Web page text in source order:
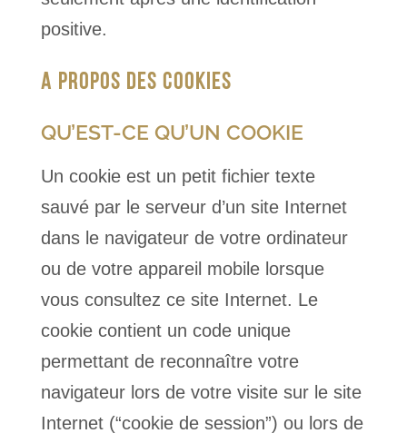
positive.
A PROPOS DES COOKIES
QU’EST-CE QU’UN COOKIE
Un cookie est un petit fichier texte
sauvé par le serveur d’un site Internet
dans le navigateur de votre ordinateur
ou de votre appareil mobile lorsque
vous consultez ce site Internet. Le
cookie contient un code unique
permettant de reconnaître votre
navigateur lors de votre visite sur le site
Internet (“cookie de session”) ou lors de